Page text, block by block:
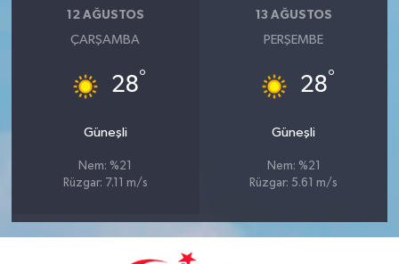
12 AĞUSTOS
ÇARŞAMBA
28°
Güneşli
Nem: %21
Rüzgar: 7.11 m/s
13 AĞUSTOS
PERŞEMBE
28°
Güneşli
Nem: %21
Rüzgar: 5.61 m/s